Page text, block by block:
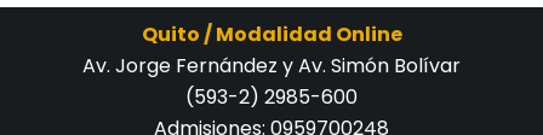
Quito / Modalidad Online
Av. Jorge Fernández y Av. Simón Bolívar
(593-2) 2985-600
Admisiones: 0959700248